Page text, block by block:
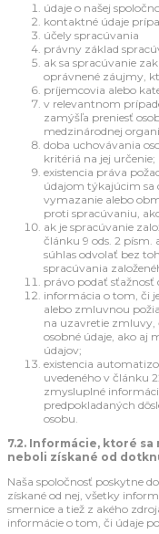
údaje o našej
kontaktné údaje
účely spracúvania
právny základ
ak sa spracúvanie
oprávnené záujmy,
príjemcovia alebo
v relevantnom
zamýšľa preniesť
medzinárodnej
doba uchovávania
kritériá na jej určenie;
existencia práva
údajom týkajúcim sa
vymazanie alebo
proti spracúvaniu,
ak je spracúvanie
článku 9 ods. 2 písm.
súhlas odvolať bez
spracúvania
právo podať
informácia o tom, či
alebo zmluvnou
na uzavretie
osobné údaje, ako aj
údajov;
existencia
uvedeného v článku
zmysluplné
predpokladaných
osobu.
7.2. Informácie, ktoré
neboli získané od
Naša spoločnosť poskytne
získané od nej, všetky
smernice a tiež z akého
informácie o tom, či údaje